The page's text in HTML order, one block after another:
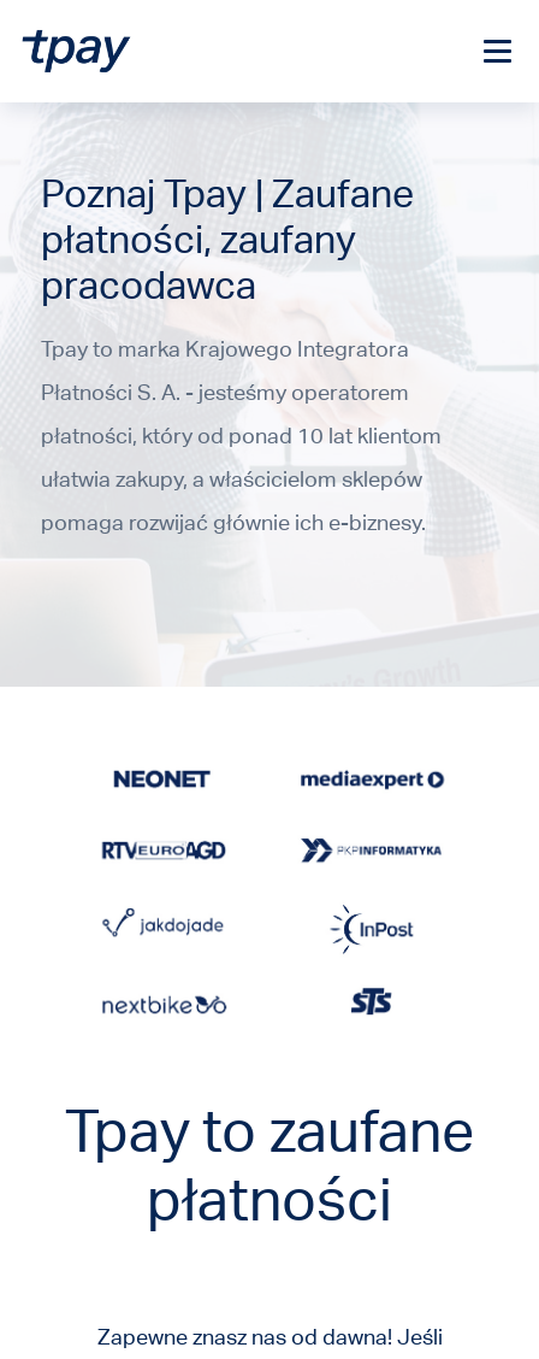
Poznaj Tpay | Zaufane
płatności, zaufany
pracodawca
Tpay to marka Krajowego Integratora
Płatności S. A. - jesteśmy operatorem
płatności, który od ponad 10 lat klientom
ułatwia zakupy, a właścicielom sklepów
pomaga rozwijać głównie ich e-biznesy.
Tpay to zaufane
płatności
Zapewne znasz nas od dawna! Jeśli